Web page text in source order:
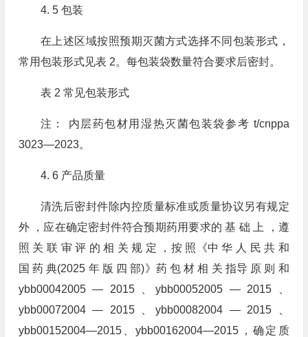
4. 5 包装
在上述区域按照预期灭菌方式选择不同包装形式，
常用包装形式见表 2。每包装袋数量符合要求后密封。
表 2 常见包装形式
注： 内层药包材用湿热灭菌包装袋参考 t/cnppa
3023—2023。
4. 6 产品质量
清洗后密封件除内控质量标准或质量协议另有规定
外 ，应在确定密封件符合预期药用要求的 基 础 上 ，遵
照 关 联 审 评 的 相 关 规 定 ，按 照《中 华 人 民 共 和
国 药 典(2025 年 版 四 部)》药 包 材 相 关 指导 原 则 和
ybb00042005 — 2015 、ybb00052005 — 2015 、
ybb00072004 — 2015 、ybb00082004 — 2015 、
ybb00152004—2015、ybb00162004—2015，确定质